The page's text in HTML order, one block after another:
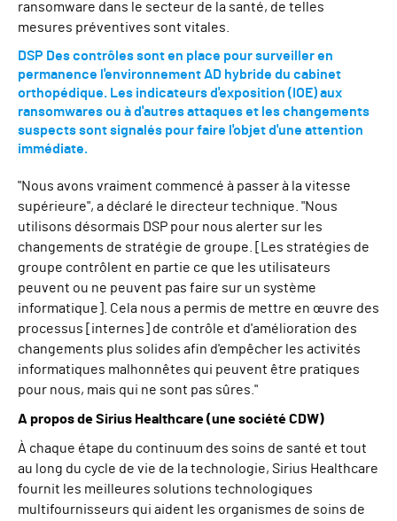
ransomware dans le secteur de la santé, de telles
mesures préventives sont vitales.
DSP Des contrôles sont en place pour surveiller en
permanence l'environnement AD hybride du cabinet
orthopédique. Les indicateurs d'exposition (IOE) aux
ransomwares ou à d'autres attaques et les changements
suspects sont signalés pour faire l'objet d'une attention
immédiate.
"Nous avons vraiment commencé à passer à la vitesse
supérieure", a déclaré le directeur technique. "Nous
utilisons désormais DSP pour nous alerter sur les
changements de stratégie de groupe. [Les stratégies de
groupe contrôlent en partie ce que les utilisateurs
peuvent ou ne peuvent pas faire sur un système
informatique]. Cela nous a permis de mettre en œuvre des
processus [internes] de contrôle et d'amélioration des
changements plus solides afin d'empêcher les activités
informatiques malhonnêtes qui peuvent être pratiques
pour nous, mais qui ne sont pas sûres."
A propos de Sirius Healthcare (une société CDW)
À chaque étape du continuum des soins de santé et tout
au long du cycle de vie de la technologie, Sirius Healthcare
fournit les meilleures solutions technologiques
multifournisseurs qui aident les organismes de soins de